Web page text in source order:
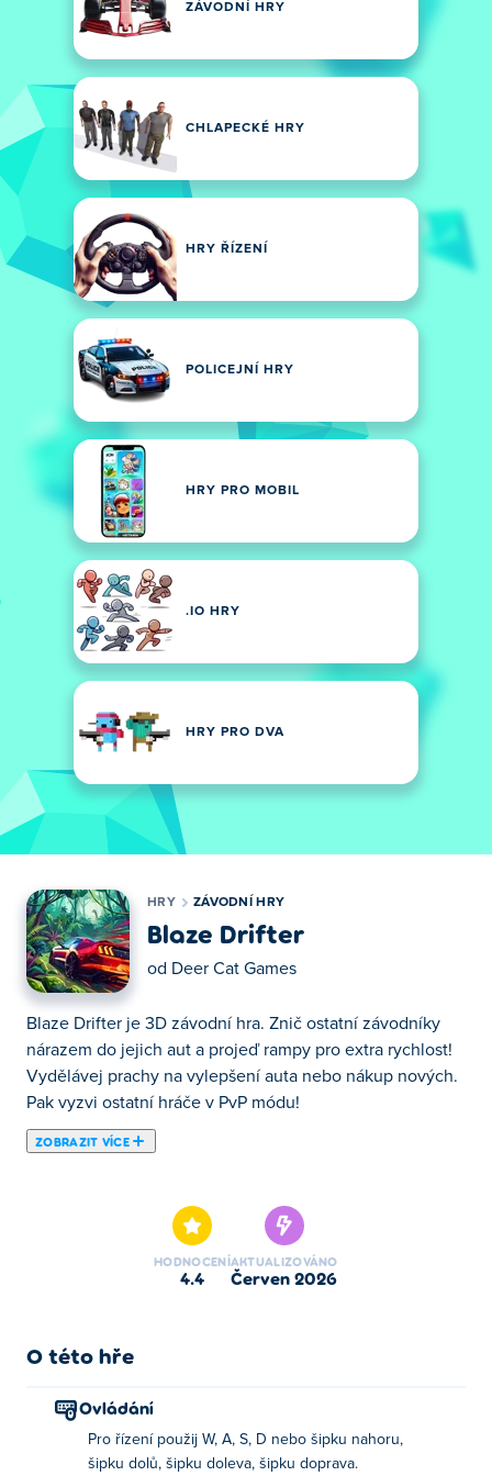
ZÁVODNÍ HRY
CHLAPECKÉ HRY
HRY ŘÍZENÍ
POLICEJNÍ HRY
HRY PRO MOBIL
.IO HRY
HRY PRO DVA
HRY ZÁVODNÍ HRY
Blaze Drifter
od Deer Cat Games
Blaze Drifter je 3D závodní hra. Znič ostatní závodníky
nárazem do jejich aut a projeď rampy pro extra rychlost!
Vydělávej prachy na vylepšení auta nebo nákup nových.
Pak vyzvi ostatní hráče v PvP módu!
ZOBRAZIT VÍCE
zatáčejte, driftujte, skákejte a sundávejte – provádějte
všechny kaskadérské kousky a triky, abyste zůstali
napřed! Zdokonalujte své dovednosti dokončením úrovní
odměny z každého zápasu, abyste si mohli koupit
řidič všech dob?
Jak hrát Blaze Drifter?
HODNOCENÍ
4.4
AKTUALIZOVÁNO
červen 2026
O této hře
Ovládání
Pro řízení použij W, A, S, D nebo šipku nahoru,
šipku dolů, šipku doleva, šipku doprava.